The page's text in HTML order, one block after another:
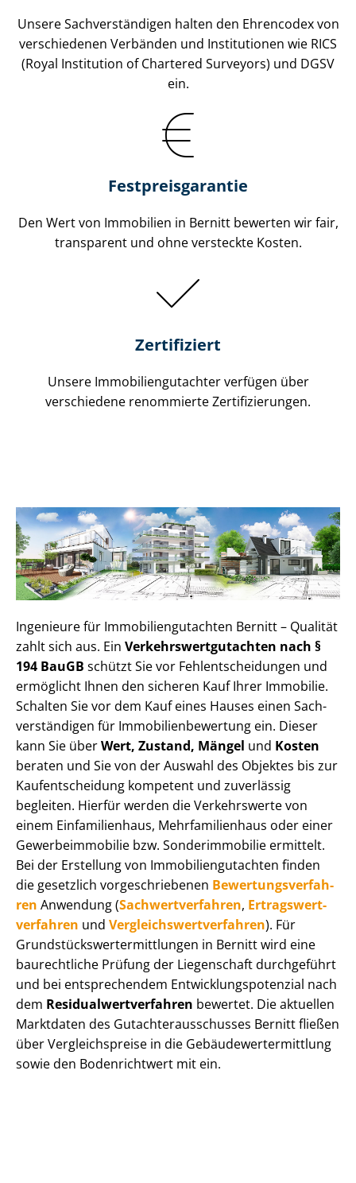
Unsere Sach­ver­stän­di­gen halten den Ehrencodex von
verschiedenen Verbänden und Institutionen wie RICS
(Royal Institution of Chartered Surveyors) und DGSV
ein.
Festpreis​garantie
Den Wert von Immobilien in Bernitt bewerten wir fair,
transparent und ohne versteckte Kosten.
Zertifiziert
Unsere Immobilien­gutachter verfügen über
verschiedene renommierte Zer­ti­fi­zie­run­gen.
Ingenieure für Im­mo­bi­li­en­gut­ach­ten Bernitt – Qualität
zahlt sich aus. Ein Ver­kehrs­wert­gut­ach­ten nach §
194 BauGB schützt Sie vor Fehl­ent­schei­dun­gen und
ermöglicht Ihnen den sicheren Kauf Ihrer Immobilie.
Schalten Sie vor dem Kauf eines Hauses einen Sach­
ver­stän­di­gen für Im­mo­bi­li­en­be­wer­tung ein. Dieser
kann Sie überWert, Zustand, Mängel und Kosten
beraten und Sie von der Auswahl des Objektes bis zur
Kauf­ent­schei­dung kompetent und zuverlässig
begleiten. Hierfür werden die Verkehrswerte von
einem Einfamilienhaus, Mehr­fa­mi­li­en­haus oder einer
Ge­wer­be­im­mo­bi­lie bzw. Sonderimmobilie ermittelt.
Bei der Erstellung von Im­mo­bi­li­en­gut­ach­ten finden
die gesetzlich vor­ge­schrie­be­nen Be­wer­tungs­ver­fah­
ren Anwendung (Sach­wert­ver­fah­ren, Er­trags­wert­
ver­fah­ren und Ver­gleichs­wert­ver­fah­ren). Für
Grund­stücks­wert­ermitt­lun­gen in Bernitt wird eine
baurechtliche Prüfung der Liegenschaft durchgeführt
und bei entsprechendem Ent­wick­lungs­po­ten­zi­al nach
dem Re­si­du­al­wert­ver­fah­ren bewertet. Die aktuellen
Marktdaten des Gut­ach­ter­aus­schus­ses Bernitt fließen
über Ver­gleichs­prei­se in die Ge­bäu­de­wert­ermitt­lung
sowie den Bodenrichtwert mit ein.